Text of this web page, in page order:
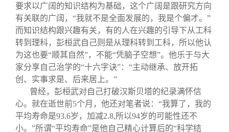
要求以广阔的知识结构为基础，这个广阔是跟研究方向
有关联的广阔，“我就不是全面发展的，我是个偏才。”
而知识结构跟兴趣有关，有的人在兴趣的引导下从工科
转到理科，彭桓武自己则是从理科转到工科，所以他认
为这也要“顺其自然”，不能“凭脑子空想”。他乐于与大
家分享自己治学的“十六字诀”：“主动继承、放开拓
创、实事求是、后来居上。”
曾经，彭桓武对自己打破汉斯贝塔的纪录满怀信
心。就在逝世前5个月，他还对笔者说：“我算了，我的
平均寿命是93.6岁，加减2.8,所以94岁的可能性还不
小。”所谓“平均寿命”是他自己精心计算后的“科学结